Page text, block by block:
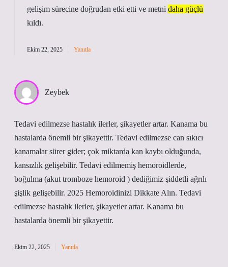
gelişim sürecine doğrudan etki etti ve metni daha güçlü
kıldı.
Ekim 22, 2025 Yanıtla
Zeybek
Tedavi edilmezse hastalık ilerler, şikayetler artar. Kanama bu
hastalarda önemli bir şikayettir. Tedavi edilmezse can sıkıcı
kanamalar sürer gider; çok miktarda kan kaybı olduğunda,
kansızlık gelişebilir. Tedavi edilmemiş hemoroidlerde,
boğulma (akut tromboze hemoroid ) dediğimiz şiddetli ağrılı
şişlik gelişebilir. 2025 Hemoroidinizi Dikkate Alın. Tedavi
edilmezse hastalık ilerler, şikayetler artar. Kanama bu
hastalarda önemli bir şikayettir.
Ekim 22, 2025 Yanıtla